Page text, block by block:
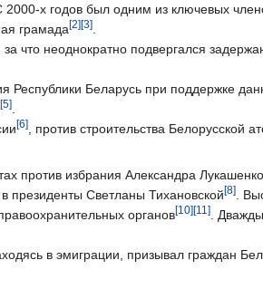
х годов был одним из ключевых
грамада[2][3]
что неоднократно подвергался
Республики Беларусь при поддержке
[5]
[6]
, против строительства Белорусской
против избрания Александра Лукашенко
президенты Светланы Тихановской[8]
.
органов[10][11]
.
в эмиграции, призывал граждан